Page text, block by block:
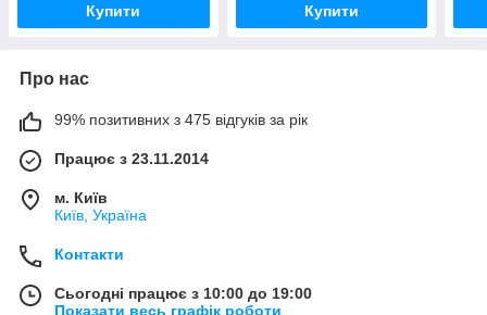
Купити Купити
Про нас
99% позитивних з 475 відгуків за рік
Працює з 23.11.2014
м. Київ
Київ, Україна
Контакти
Сьогодні працює з 10:00 до 19:00
Показати весь графік роботи